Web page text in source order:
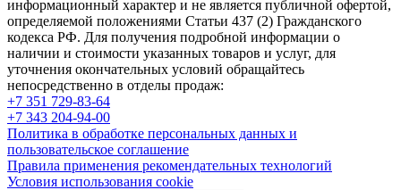
информационный характер и не является публичной офертой,
определяемой положениями Статьи 437 (2) Гражданского
кодекса РФ. Для получения подробной информации о
наличии и стоимости указанных товаров и услуг, для
уточнения окончательных условий обращайтесь
непосредственно в отделы продаж:
+7 351 729-83-64
+7 343 204-94-00
Политика в обработке персональных данных и
пользовательское соглашение
Правила применения рекомендательных технологий
Условия использования cookie